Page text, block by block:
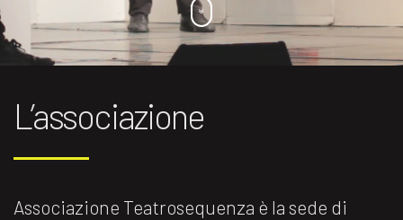
L’associazione
Associazione Teatrosequenza è la sede di